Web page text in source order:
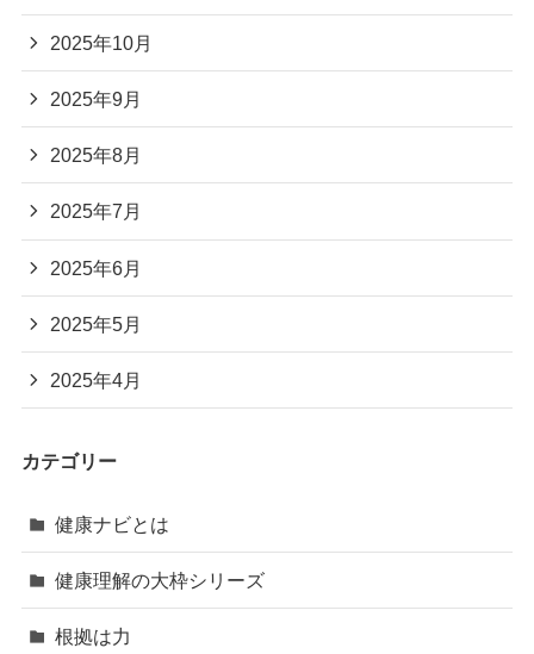
2025年10月
2025年9月
2025年8月
2025年7月
2025年6月
2025年5月
2025年4月
カテゴリー
健康ナビとは
健康理解の大枠シリーズ
根拠は力